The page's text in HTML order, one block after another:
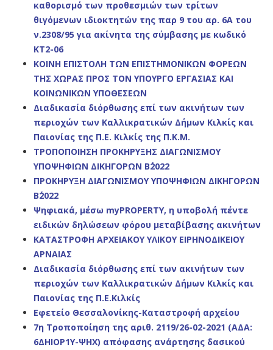
καθορισμό των προθεσμιών των τρίτων
θιγόμενων ιδιοκτητών της παρ 9 του αρ. 6Α του
ν.2308/95 για ακίνητα της σύμβασης με κωδικό
ΚΤ2-06
ΚΟΙΝΗ ΕΠΙΣΤΟΛΗ ΤΩΝ ΕΠΙΣΤΗΜΟΝΙΚΩΝ ΦΟΡΕΩΝ
ΤΗΣ ΧΩΡΑΣ ΠΡΟΣ ΤΟΝ ΥΠΟΥΡΓΟ ΕΡΓΑΣΙΑΣ ΚΑΙ
ΚΟΙΝΩΝΙΚΩΝ ΥΠΟΘΕΣΕΩΝ
Διαδικασία διόρθωσης επί των ακινήτων των
περιοχών των Καλλικρατικών Δήμων Κιλκίς και
Παιονίας της Π.Ε. Κιλκίς της Π.Κ.Μ.
ΤΡΟΠΟΠΟΙΗΣΗ ΠΡΟΚΗΡΥΞΗΣ ΔΙΑΓΩΝΙΣΜΟΥ
ΥΠΟΨΗΦΙΩΝ ΔΙΚΗΓΟΡΩΝ Β΄2022
ΠΡΟΚΗΡΥΞΗ ΔΙΑΓΩΝΙΣΜΟΥ ΥΠΟΨΗΦΙΩΝ ΔΙΚΗΓΟΡΩΝ
Β΄2022
Ψηφιακά, μέσω myPROPERTY, η υποβολή πέντε
ειδικών δηλώσεων φόρου μεταβίβασης ακινήτων
ΚΑΤΑΣΤΡΟΦΗ ΑΡΧΕΙΑΚΟΥ ΥΛΙΚΟΥ ΕΙΡΗΝΟΔΙΚΕΙΟΥ
ΑΡΝΑΙΑΣ
Διαδικασία διόρθωσης επί των ακινήτων των
περιοχών των Καλλικρατικών Δήμων Κιλκίς και
Παιονίας της Π.Ε.Κιλκίς
Εφετείο Θεσσαλονίκης-Καταστροφή αρχείου
7η Τροποποίηση της αριθ. 2119/26-02-2021 (ΑΔΑ:
6ΔΗΙΟΡ1Υ-ΨΗΧ) απόφασης ανάρτησης δασικού